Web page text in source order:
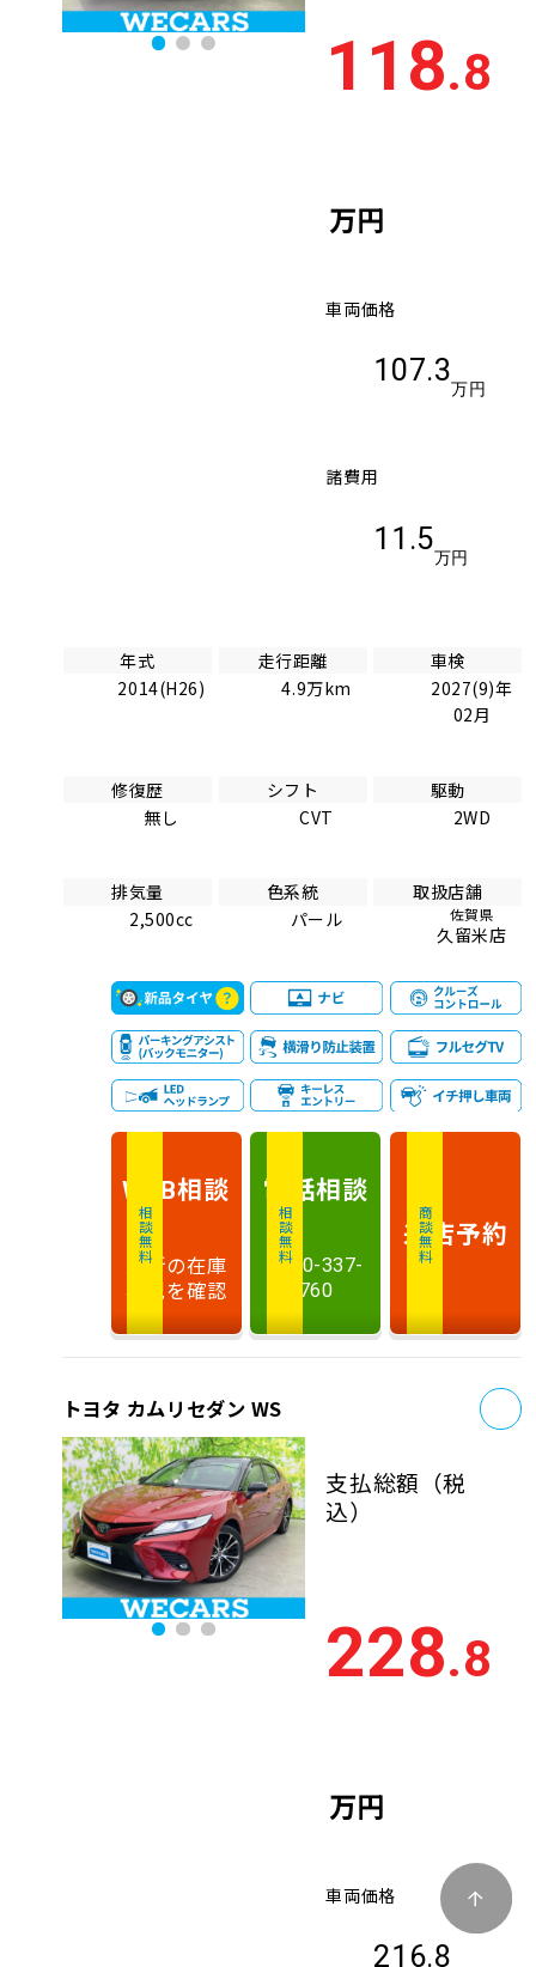
118.8
万円
車両価格
107.3
万円
諸費用
11.5
万円
年式
2014(H26)
走行距離
4.9万km
車検
2027(9)年
02月
修復歴
無し
シフト
CVT
駆動
2WD
排気量
2,500cc
色系統
パール
取扱店舗
佐賀県
久留米店
相談無料
WEB相談
最新の在庫
状況を確認
相談無料
電話相談
0120-337-
760
商談無料
来店予約
トヨタ カムリセダン WS
支払総額 （税
込）
228.8
万円
車両価格
216.8